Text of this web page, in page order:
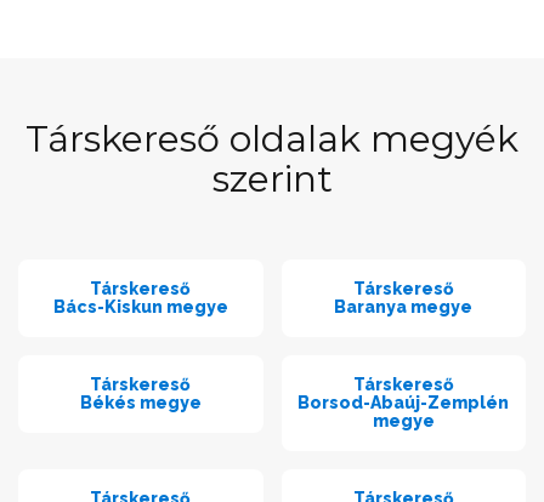
Társkereső oldalak megyék
szerint
Társkereső
Bács-Kiskun megye
Társkereső
Baranya megye
Társkereső
Békés megye
Társkereső
Borsod-Abaúj-Zemplén
megye